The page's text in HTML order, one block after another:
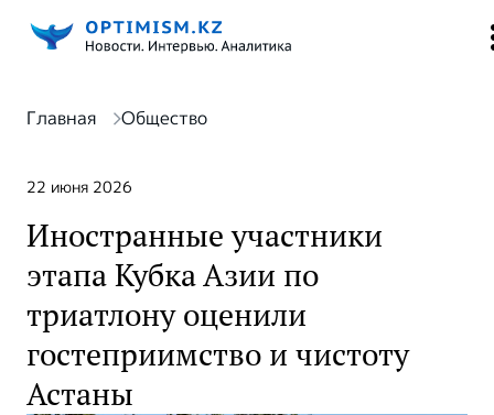
Главная Общество
22 июня 2026
Иностранные участники
этапа Кубка Азии по
триатлону оценили
гостеприимство и чистоту
Астаны